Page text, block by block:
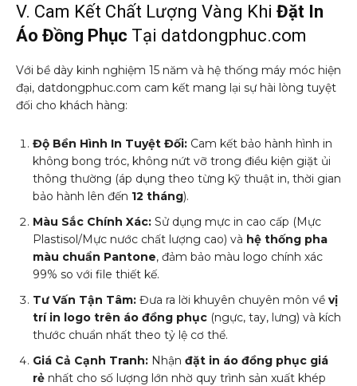
V. Cam Kết Chất Lượng Vàng Khi Đặt In
Áo Đồng Phục Tại datdongphuc.com
Với bề dày kinh nghiệm 15 năm và hệ thống máy móc hiện
đại, datdongphuc.com cam kết mang lại sự hài lòng tuyệt
đối cho khách hàng:
Độ Bền Hình In Tuyệt Đối: Cam kết bảo hành hình in
không bong tróc, không nứt vỡ trong điều kiện giặt ủi
thông thường (áp dụng theo từng kỹ thuật in, thời gian
bảo hành lên đến 12 tháng).
Màu Sắc Chính Xác: Sử dụng mực in cao cấp (Mực
Plastisol/Mực nước chất lượng cao) và hệ thống pha
màu chuẩn Pantone, đảm bảo màu logo chính xác
99% so với file thiết kế.
Tư Vấn Tận Tâm: Đưa ra lời khuyên chuyên môn về vị
trí in logo trên áo đồng phục (ngực, tay, lưng) và kích
thước chuẩn nhất theo tỷ lệ cơ thể.
Giá Cả Cạnh Tranh: Nhận đặt in áo đồng phục giá
rẻ nhất cho số lượng lớn nhờ quy trình sản xuất khép